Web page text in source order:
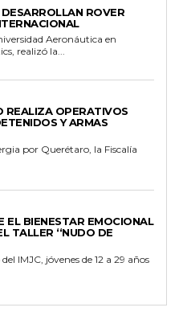
ROVER
Aeronáutica en
realizó la...
REALIZA OPERATIVOS
Y ARMAS
por Querétaro, la Fiscalía
EL BIENESTAR EMOCIONAL
TALLER ‘‘NUDO DE
IMJC, jóvenes de 12 a 29 años